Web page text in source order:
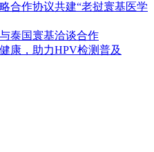
合作协议共建“老挝寰基医学
泰国寰基洽谈合作
康，助力HPV检测普及